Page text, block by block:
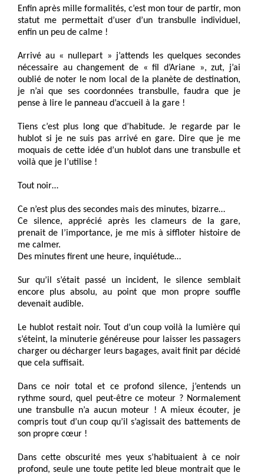
Enfin après mille formalités, c’est mon tour de partir, mon
statut me permettait d’user d’un transbulle individuel,
enfin un peu de calme !
Arrivé au « nullepart » j’attends les quelques secondes
nécessaire au changement de « fil d’Ariane », zut, j’ai
oublié de noter le nom local de la planète de destination,
je n’ai que ses coordonnées transbulle, faudra que je
pense à lire le panneau d’accueil à la gare !
Tiens c’est plus long que d’habitude. Je regarde par le
hublot si je ne suis pas arrivé en gare. Dire que je me
moquais de cette idée d’un hublot dans une transbulle et
voilà que je l’utilise !
Tout noir…
Ce n’est plus des secondes mais des minutes, bizarre…
Ce silence, apprécié après les clameurs de la gare,
prenait de l’importance, je me mis à siffloter histoire de
me calmer.
Des minutes firent une heure, inquiétude…
Sur qu’il s’était passé un incident, le silence semblait
encore plus absolu, au point que mon propre souffle
devenait audible.
Le hublot restait noir. Tout d’un coup voilà la lumière qui
s’éteint, la minuterie généreuse pour laisser les passagers
charger ou décharger leurs bagages, avait finit par décidé
que cela suffisait.
Dans ce noir total et ce profond silence, j’entends un
rythme sourd, quel peut-être ce moteur ? Normalement
une transbulle n’a aucun moteur ! A mieux écouter, je
compris tout d’un coup qu’il s’agissait des battements de
son propre cœur !
Dans cette obscurité mes yeux s’habituaient à ce noir
profond, seule une toute petite led bleue montrait que le